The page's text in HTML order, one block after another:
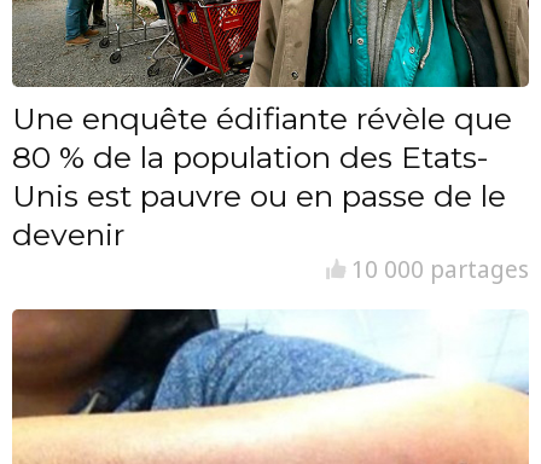
Une enquête édifiante révèle que
80 % de la population des Etats-
Unis est pauvre ou en passe de le
devenir
10 000 partages